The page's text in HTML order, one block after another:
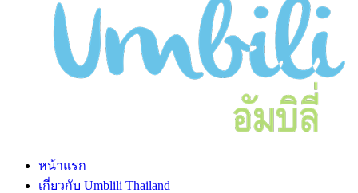
หน้าแรก
เกี่ยวกับ Umblili Thailand